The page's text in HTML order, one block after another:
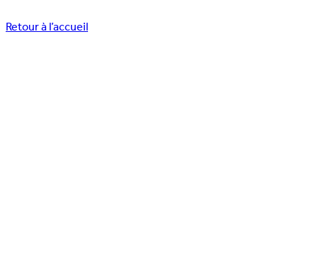
Retour à l’accueil